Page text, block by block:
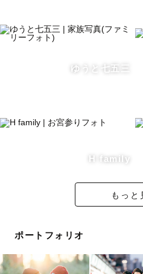
お会い出来るのを楽しみにし
ゆうと七五三
H family
もっと
ポートフォリオ